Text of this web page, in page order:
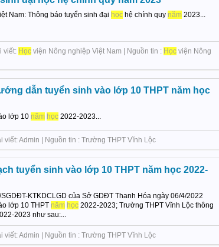
Nam: Thông báo tuyển sinh đại họchệ chính quy năm 2023...
viết: Học viện Nông nghiệp Việt Nam | Nguồn tin : Học viện Nông
dẫn tuyển sinh vào lớp 10 THPT năm học
lớp 10 năm học2022-2023...
Admin | Nguồn tin : Trường THPT Vĩnh Lộc
tuyển sinh vào lớp 10 THPT năm học 2022-
KTKDCLGD của Sở GDĐT Thanh Hóa ngày 06/4/2022
lớp 10 THPT năm học2022-2023; Trường THPT Vĩnh Lộc thông
2023 như sau:...
Admin | Nguồn tin : Trường THPT Vĩnh Lộc